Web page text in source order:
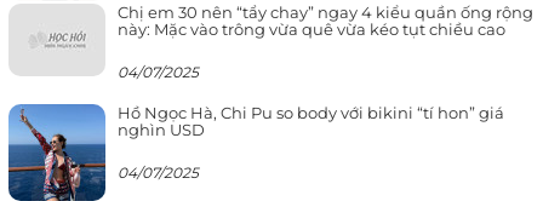
Chị em 30 nên “tẩy chay” ngay 4 kiểu quần ống rộng
này: Mặc vào trông vừa quê vừa kéo tụt chiều cao
04/07/2025
Hồ Ngọc Hà, Chi Pu so body với bikini “tí hon” giá
nghìn USD
04/07/2025